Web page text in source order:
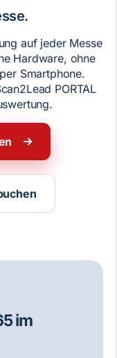
auf jeder Messe
Hardware, ohne
Smartphone.
PORTAL
im